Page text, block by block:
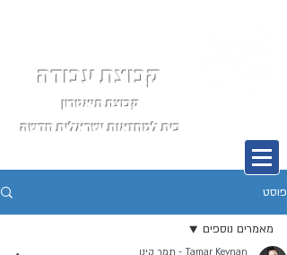
קבוצת עבודה
קבוצת תיאטרון
בית למחזאות ישראלית חדשה
תפריט
פוסט
מאמרים נוספים
Tamar Keynan - תמר קינן